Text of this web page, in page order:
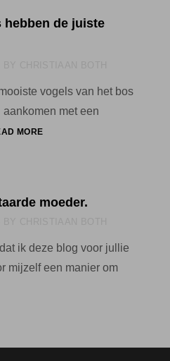
UIT
hebben de juiste
vogels van het bos
met een
MORE2
DE
moeder.
ik deze blog voor jullie
mijzelf een manier om